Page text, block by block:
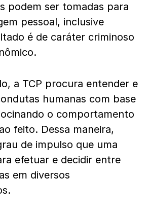
podem ser tomadas para
pessoal, inclusive
é de caráter criminoso
a TCP procura entender e
humanas com base
o comportamento
feito. Dessa maneira,
de impulso que uma
efetuar e decidir entre
em diversos